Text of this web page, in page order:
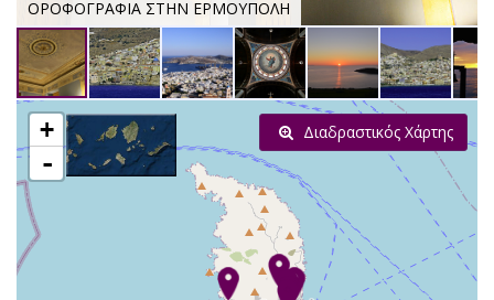
ΟΡΟΦΟΓΡΑΦΙΑ ΣΤΗΝ ΕΡΜΟΥΠΟΛΗ
+
-
Διαδραστικός Χάρτης